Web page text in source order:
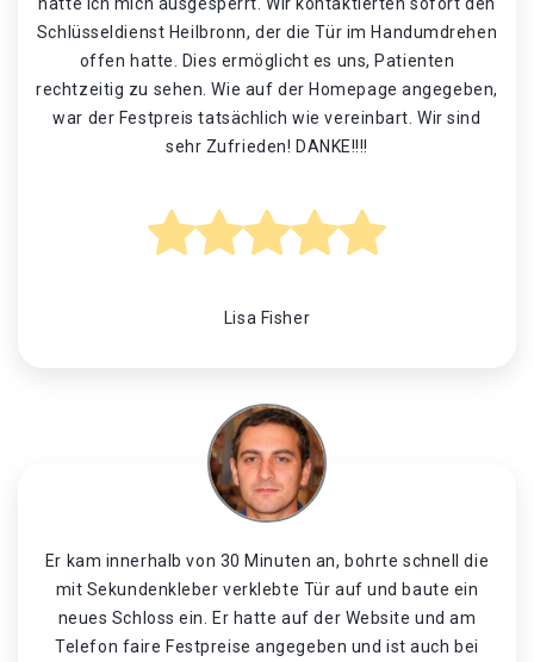
Schlüsseldienst Heilbronn, der die Tür im Handumdrehen
offen hatte. Dies ermöglicht es uns, Patienten
rechtzeitig zu sehen. Wie auf der Homepage angegeben,
war der Festpreis tatsächlich wie vereinbart. Wir sind
sehr Zufrieden! DANKE!!!!
Lisa Fisher
Er kam innerhalb von 30 Minuten an, bohrte schnell die
mit Sekundenkleber verklebte Tür auf und baute ein
neues Schloss ein. Er hatte auf der Website und am
Telefon faire Festpreise angegeben und ist auch bei